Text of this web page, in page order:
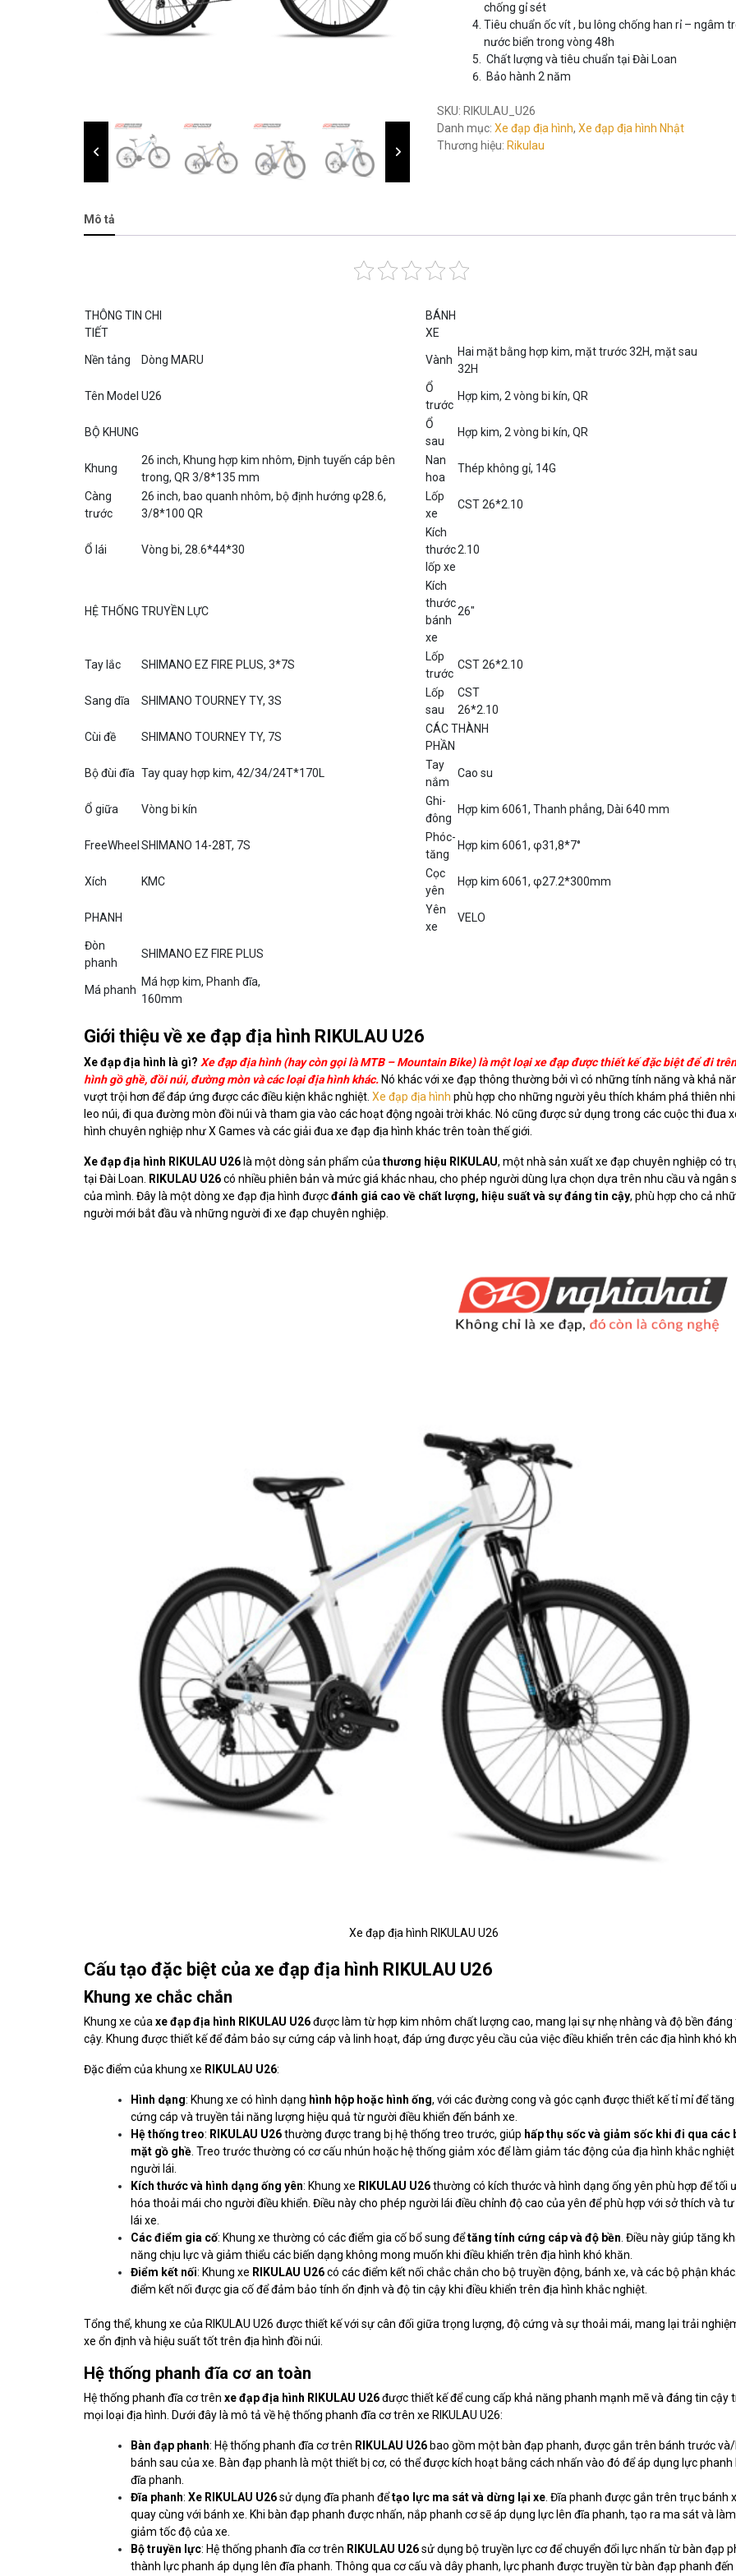
chống gỉ sét
Tiêu chuẩn ốc vít , bu lông chống han rỉ – ngâm
nước biển trong vòng 48h
Chất lượng và tiêu chuẩn tại Đài Loan
Bảo hành 2 năm
SKU: RIKULAU_U26
Danh mục:Xe đạp địa hình,Xe đạp địa hình Nhật
Thương hiệu: Rikulau
Mô tả
THÔNG TIN CHI
TIẾT
BÁNH
XE
Nền tảng Dòng MARU Vành
Hai mặt bằng hợp kim, mặt trước 32H, mặt sau
32H
Tên Model U26
Ổ
trước
Hợp kim, 2 vòng bi kín, QR
BỘ KHUNG
Ổ
sau
Hợp kim, 2 vòng bi kín, QR
Khung
26 inch, Khung hợp kim nhôm, Định tuyến cáp bên
trong, QR 3/8*135 mm
Nan
hoa
Thép không gỉ, 14G
Càng
trước
26 inch, bao quanh nhôm, bộ định hướng φ28.6,
3/8*100 QR
Lốp
xe
CST 26*2.10
Ổ lái Vòng bi, 28.6*44*30
Kích
thước
lốp xe
2.10
HỆ THỐNG TRUYỀN LỰC
Kích
thước
bánh
xe
26″
Tay lắc SHIMANO EZ FIRE PLUS, 3*7S
Lốp
trước
CST 26*2.10
Sang dĩa SHIMANO TOURNEY TY, 3S
Lốp
sau
CST
26*2.10
Cùi đề SHIMANO TOURNEY TY, 7S
CÁC THÀNH
PHẦN
Bộ đùi đĩa Tay quay hợp kim, 42/34/24T*170L
Tay
nắm
Cao su
Ổ giữa Vòng bi kín
Ghi-
đông
Hợp kim 6061, Thanh phẳng, Dài 640 mm
FreeWheel SHIMANO 14-28T, 7S
Phóc-
tăng
Hợp kim 6061, φ31,8*7°
Xích KMC
Cọc
yên
Hợp kim 6061, φ27.2*300mm
PHANH
Yên
xe
VELO
Đòn
phanh
SHIMANO EZ FIRE PLUS
Má phanh
Má hợp kim, Phanh đĩa,
160mm
Giới thiệu về xe đạp địa hình RIKULAU U26
Xe đạp địa hình là gì? Xe đạp địa hình (hay còn gọi là MTB – Mountain Bike) là một loại xe đạp được thiết kế đặc biệt để đi
hình gồ ghề, đồi núi, đường mòn và các loại địa hình khác. Nó khác với xe đạp thông thường bởi vì có những tính năng và khả
vượt trội hơn để đáp ứng được các điều kiện khắc nghiệt. Xe đạp địa hình phù hợp cho những người yêu thích khám phá thiên
leo núi, đi qua đường mòn đồi núi và tham gia vào các hoạt động ngoài trời khác. Nó cũng được sử dụng trong các cuộc thi đua
hình chuyên nghiệp như X Games và các giải đua xe đạp địa hình khác trên toàn thế giới.
Xe đạp địa hình RIKULAU U26 là một dòng sản phẩm củathương hiệu RIKULAU, một nhà sản xuất xe đạp chuyên nghiệp có
tại Đài Loan. RIKULAU U26có nhiều phiên bản và mức giá khác nhau, cho phép người dùng lựa chọn dựa trên nhu cầu và ngân
của mình. Đây là một dòng xe đạp địa hình đượcđánh giá cao về chất lượng, hiệu suất và sự đáng tin cậy, phù hợp cho cả
người mới bắt đầu và những người đi xe đạp chuyên nghiệp.
Xe đạp địa hình RIKULAU U26
Cấu tạo đặc biệt của xe đạp địa hình RIKULAU U26
Khung xe chắc chắn
Khung xe củaxe đạp địa hình RIKULAU U26được làm từ hợp kim nhôm chất lượng cao, mang lại sự nhẹ nhàng và độ bền đáng
cậy. Khung được thiết kế để đảm bảo sự cứng cáp và linh hoạt, đáp ứng được yêu cầu của việc điều khiển trên các địa hình khó
Đặc điểm của khung xe RIKULAU U26:
Hình dạng: Khung xe có hình dạng hình hộp hoặc hình ống, với các đường cong và góc cạnh được thiết kế tỉ mỉ để
cứng cáp và truyền tải năng lượng hiệu quả từ người điều khiển đến bánh xe.
Hệ thống treo: RIKULAU U26thường được trang bị hệ thống treo trước, giúp hấp thụ sốc và giảm sốc khi đi qua các
mặt gồ ghề. Treo trước thường có cơ cấu nhún hoặc hệ thống giảm xóc để làm giảm tác động của địa hình khắc nghiệt
người lái.
Kích thước và hình dạng ống yên: Khung xe RIKULAU U26thường có kích thước và hình dạng ống yên phù hợp để tối
hóa thoải mái cho người điều khiển. Điều này cho phép người lái điều chỉnh độ cao của yên để phù hợp với sở thích và
lái xe.
Các điểm gia cố: Khung xe thường có các điểm gia cố bổ sung đểtăng tính cứng cáp và độ bền. Điều này giúp tăng
năng chịu lực và giảm thiểu các biến dạng không mong muốn khi điều khiển trên địa hình khó khăn.
Điểm kết nối: Khung xe RIKULAU U26có các điểm kết nối chắc chắn cho bộ truyền động, bánh xe, và các bộ phận
điểm kết nối được gia cố để đảm bảo tính ổn định và độ tin cậy khi điều khiển trên địa hình khắc nghiệt.
Tổng thể, khung xe của RIKULAU U26 được thiết kế với sự cân đối giữa trọng lượng, độ cứng và sự thoải mái, mang lại trải
xe ổn định và hiệu suất tốt trên địa hình đồi núi.
Hệ thống phanh đĩa cơ an toàn
Hệ thống phanh đĩa cơ trên xe đạp địa hình RIKULAU U26được thiết kế để cung cấp khả năng phanh mạnh mẽ và đáng tin cậy
mọi loại địa hình. Dưới đây là mô tả về hệ thống phanh đĩa cơ trên xe RIKULAU U26:
Bàn đạp phanh: Hệ thống phanh đĩa cơ trên RIKULAU U26 bao gồm một bàn đạp phanh, được gắn trên bánh trước
bánh sau của xe. Bàn đạp phanh là một thiết bị cơ, có thể được kích hoạt bằng cách nhấn vào đó để áp dụng lực phanh
đĩa phanh.
Đĩa phanh: Xe RIKULAU U26sử dụng đĩa phanh đểtạo lực ma sát và dừng lại xe. Đĩa phanh được gắn trên trục bánh
quay cùng với bánh xe. Khi bàn đạp phanh được nhấn, nắp phanh cơ sẽ áp dụng lực lên đĩa phanh, tạo ra ma sát và làm
giảm tốc độ của xe.
Bộ truyền lực: Hệ thống phanh đĩa cơ trên RIKULAU U26sử dụng bộ truyền lực cơ để chuyển đổi lực nhấn từ bàn đạp
thành lực phanh áp dụng lên đĩa phanh. Thông qua cơ cấu và dây phanh, lực phanh được truyền từ bàn đạp phanh đến